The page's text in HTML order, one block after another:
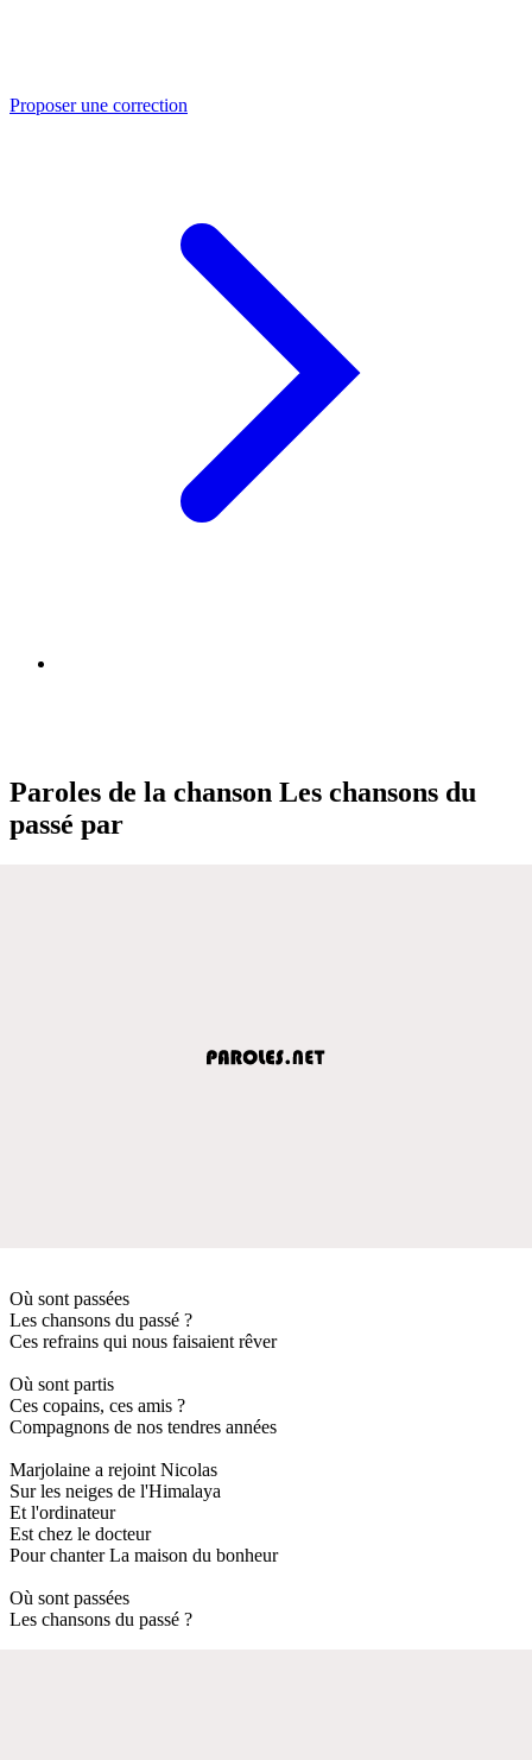
Proposer une correction
Paroles de la chanson Les chansons du
passé par
Où sont passées
Les chansons du passé ?
Ces refrains qui nous faisaient rêver
Où sont partis
Ces copains, ces amis ?
Compagnons de nos tendres années
Marjolaine a rejoint Nicolas
Sur les neiges de l'Himalaya
Et l'ordinateur
Est chez le docteur
Pour chanter La maison du bonheur
Où sont passées
Les chansons du passé ?